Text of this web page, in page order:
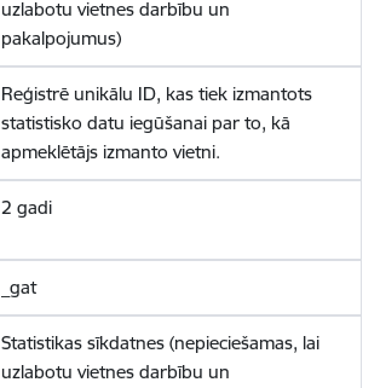
uzlabotu vietnes darbību un
pakalpojumus)
Reģistrē unikālu ID, kas tiek izmantots
statistisko datu iegūšanai par to, kā
apmeklētājs izmanto vietni.
2 gadi
_gat
Statistikas sīkdatnes (nepieciešamas, lai
uzlabotu vietnes darbību un